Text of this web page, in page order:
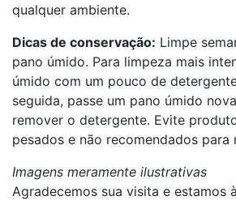
qualquer ambiente.
Dicas de conservação: Limpe
pano úmido. Para limpeza mais
úmido com um pouco de
seguida, passe um pano úmido
remover o detergente. Evite
pesados e não recomendados para
Imagens meramente ilustrativas
Agradecemos sua visita e estamos